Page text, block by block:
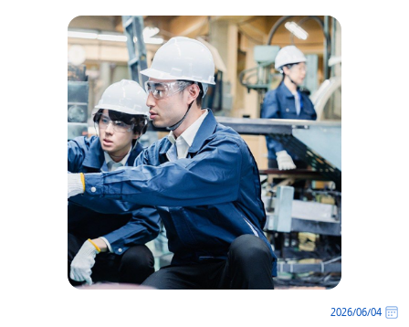
04‏/06‏/2026